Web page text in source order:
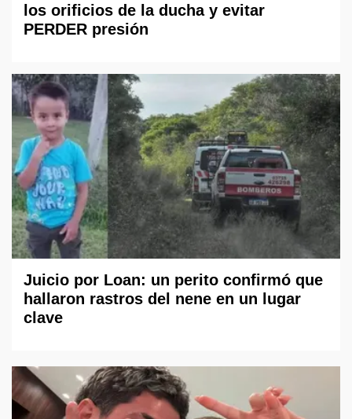
los orificios de la ducha y evitar
PERDER presión
Juicio por Loan: un perito confirmó que
hallaron rastros del nene en un lugar
clave